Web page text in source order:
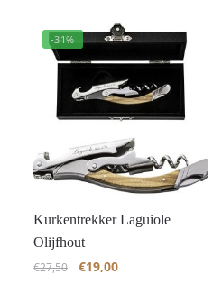
-31%
Kurkentrekker Laguiole
Olijfhout
€27,50 €19,00